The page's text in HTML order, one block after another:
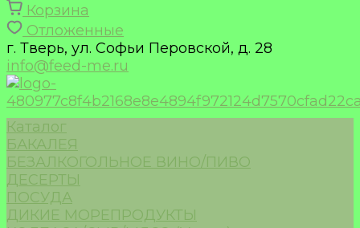
Корзина
Отложенные
г. Тверь, ул. Софьи Перовской, д. 28
info@feed-me.ru
Каталог
БАКАЛЕЯ
БЕЗАЛКОГОЛЬНОЕ ВИНО/ПИВО
ДЕСЕРТЫ
ПОСУДА
ДИКИЕ МОРЕПРОДУКТЫ